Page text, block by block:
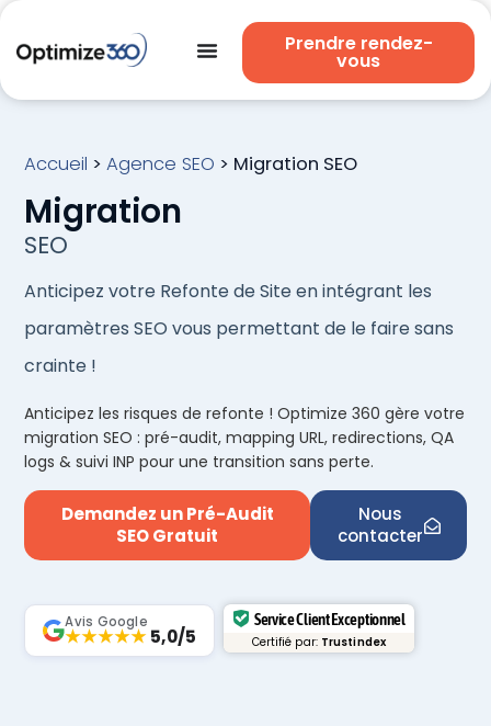
Prendre rendez-
vous
Accueil >Agence SEO > Migration SEO
Migration
SEO
Anticipez votre Refonte de Site en intégrant les
paramètres SEO vous permettant de le faire sans
crainte !
Anticipez les risques de refonte ! Optimize 360 gère votre
migration SEO : pré-audit, mapping URL, redirections, QA
logs & suivi INP pour une transition sans perte.
Demandez un Pré-Audit
SEO Gratuit
Nous
contacter
Avis Google
★★★★★5,0/5
Service Client Exceptionnel
Certifié par: Trustindex